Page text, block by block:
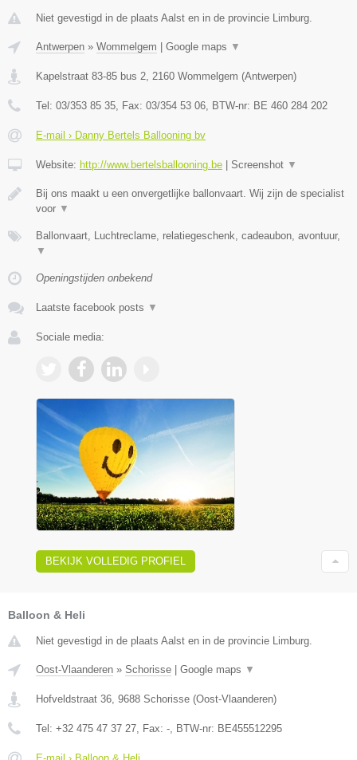
Niet gevestigd in de plaats Aalst en in de provincie Limburg.
Antwerpen » Wommelgem Google maps ▼
Kapelstraat 83-85 bus 2, 2160 Wommelgem (Antwerpen)
Tel: 03/353 85 35, Fax: 03/354 53 06, BTW-nr: BE 460 284 202
E-mail › Danny Bertels Ballooning bv
Website: http://www.bertelsballooning.be Screenshot ▼
Bij ons maakt u een onvergetlijke ballonvaart. Wij zijn de specialist
voor ▼
Ballonvaart, Luchtreclame, relatiegeschenk, cadeaubon, avontuur,
▼
Openingstijden onbekend
Laatste facebook posts ▼
Sociale media:
BEKIJK VOLLEDIG PROFIEL
Balloon & Heli
Niet gevestigd in de plaats Aalst en in de provincie Limburg.
Oost-Vlaanderen » Schorisse | Google maps ▼
Hofveldstraat 36 9688 Schorisse (Oost-Vlaanderen)
Tel: +32 475 47 37 27 , Fax: - , BTW-nr: BE455512295